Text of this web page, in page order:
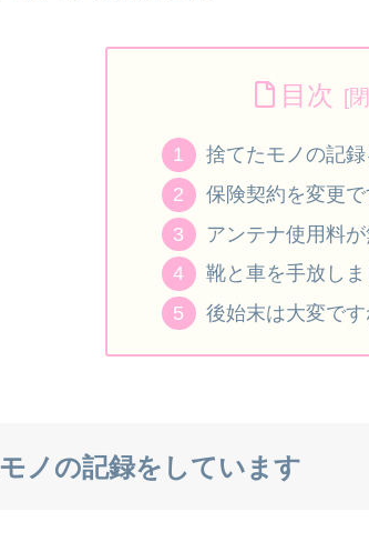
目次
捨てたモノの記
保険契約を変更で
アンテナ使用料が
靴と車を手放しま
後始末は大変です
ノの記録をしています